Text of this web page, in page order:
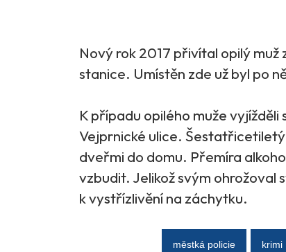
Nový rok 2017 přivítal opilý
stanice. Umístěn zde už byl po
K případu opilého muže
Vejprnické ulice.
dveřmi do domu. Přemíra
vzbudit. Jelikož svým ohrožoval
k vystřízlivění na záchytku.
městká policie krimi